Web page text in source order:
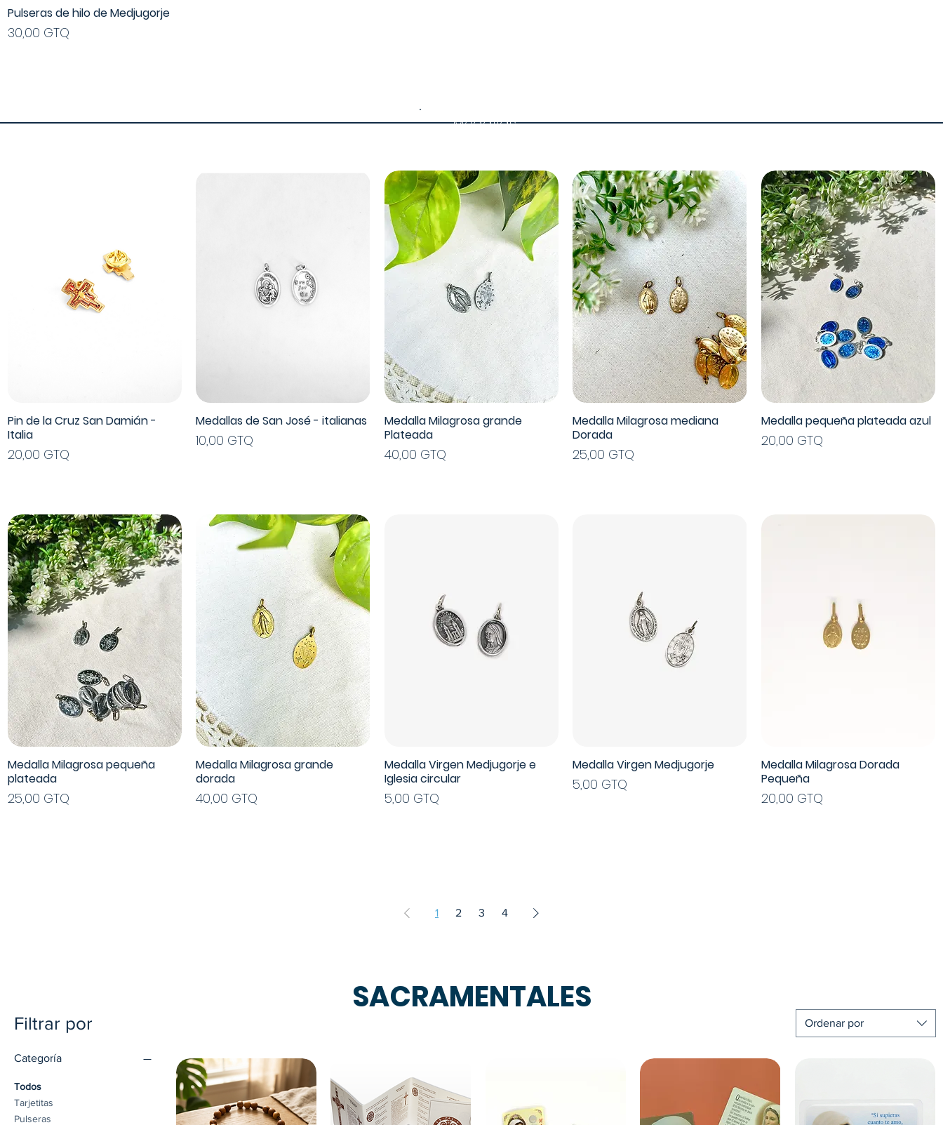
Vista rápida
Pulseras de hilo de Medjugorje
Precio
30,00 GTQ
Medallas
Pin de la Cruz San Damián -
Italia
Precio
20,00 GTQ
Medallas de San José - italianas
Precio
10,00 GTQ
Medalla Milagrosa grande
Plateada
Precio
40,00 GTQ
Medalla Milagrosa mediana
Dorada
Precio
25,00 GTQ
Medalla pequeña plateada azul
Precio
20,00 GTQ
Medalla Milagrosa pequeña
plateada
Precio
25,00 GTQ
Medalla Milagrosa grande
dorada
Precio
40,00 GTQ
Medalla Virgen Medjugorje e
Iglesia circular
Precio
5,00 GTQ
Medalla Virgen Medjugorje
Precio
5,00 GTQ
Medalla Milagrosa Dorada
Pequeña
Precio
20,00 GTQ
1 2 3 4
Filtrar por
Categoría
Todos
Tarjetitas
Pulseras
Ordenar por
SACRAMENTALES